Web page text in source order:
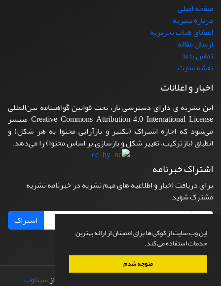
این وب سایت از کوکی ها برای اطمینان از ارائه بهترین
خدمات استفاده می کند.
متوجه شدم
صفحه اصلی
درباره نشریه
اعضای هیات تحریریه
ارسال مقاله
تماس با ما
نقشه سایت
اخبار و اعلانات
این نشریه ی دارای دسترسی باز، تحت قوانین گواهینامه بین‌المللی
Creative Commons Attribution 4.0 International License منتشر
می‌شود که اجازه اشتراک (تکثیر و بازآرایی محتوا به هر شکل) و
انطباق (بازترکیب، تغییر شکل و بازسازی بر اساس محتوا) را می‌دهد.
اشتراک خبرنامه
برای دریافت اخبار و اطلاعیه های مهم نشریه در خبرنامه نشریه
مشترک شوید.
اشتراک
طراحی و پیاده سازی از سیناوب